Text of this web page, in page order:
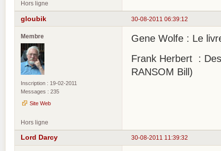
Hors ligne
30-08-2011 06:39:12
gloubik
Membre
Inscription : 19-02-2011
Messages : 235
Site Web
Gene Wolfe : Le
Frank Herbert :
RANSOM Bill)
Hors ligne
30-08-2011 11:39:32
Lord Darcy